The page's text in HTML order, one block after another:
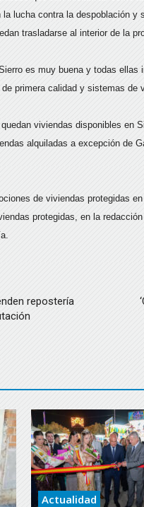
lucha contra la despoblación y
trasladarse al interior de la
es muy buena y todas
primera calidad y sistemas
viviendas disponibles en
alquiladas a excepción de
de viviendas protegidas
protegidas, en la
repostería
Actualidad